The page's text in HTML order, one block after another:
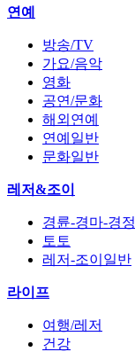
연예
방송/TV
가요/음악
영화
공연/문화
해외연예
연예일반
문화일반
레저&조이
경륜-경마-경정
토토
레저-조이일반
라이프
여행/레저
건강